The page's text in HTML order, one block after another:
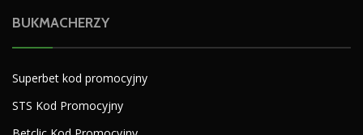
BUKMACHERZY
Superbet kod promocyjny
STS Kod Promocyjny